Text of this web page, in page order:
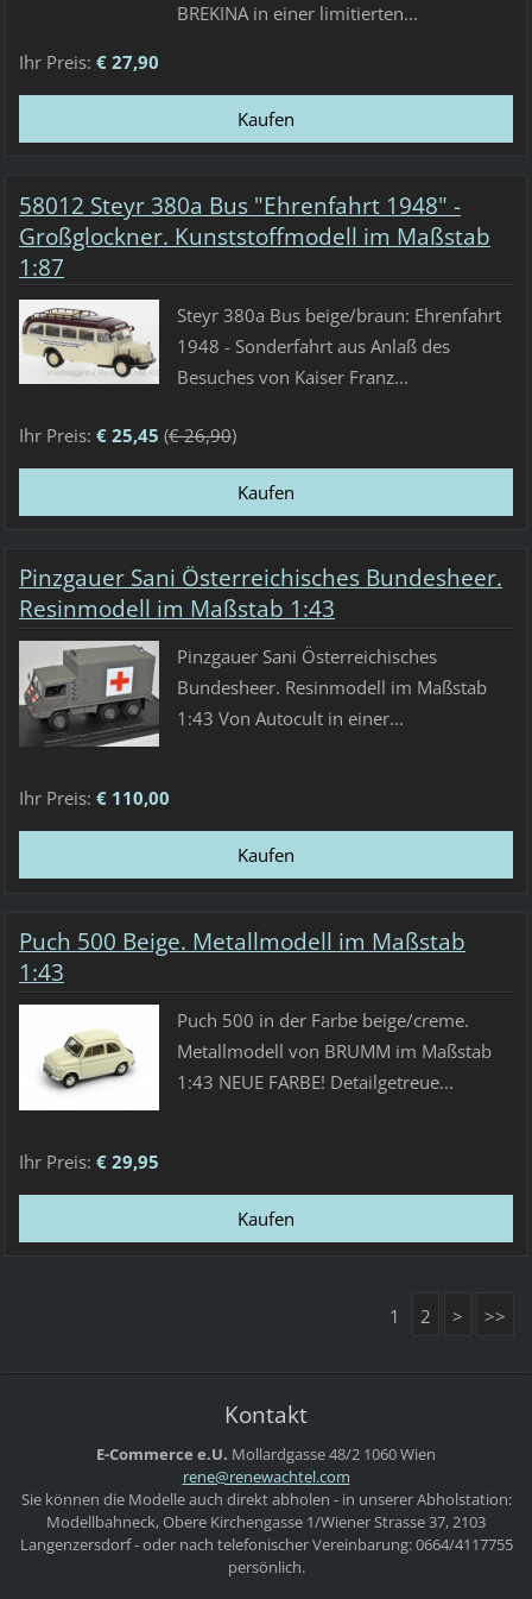
BREKINA in einer limitierten...
Ihr Preis: € 27,90
58012 Steyr 380a Bus "Ehrenfahrt 1948" -
Großglockner. Kunststoffmodell im Maßstab
1:87
Steyr 380a Bus beige/braun: Ehrenfahrt
1948 - Sonderfahrt aus Anlaß des
Besuches von Kaiser Franz...
Ihr Preis: € 25,45 (€ 26,90)
Pinzgauer Sani Österreichisches Bundesheer.
Resinmodell im Maßstab 1:43
Pinzgauer Sani Österreichisches
Bundesheer. Resinmodell im Maßstab
1:43 Von Autocult in einer...
Ihr Preis: € 110,00
Puch 500 Beige. Metallmodell im Maßstab
1:43
Puch 500 in der Farbe beige/creme.
Metallmodell von BRUMM im Maßstab
1:43 NEUE FARBE! Detailgetreue...
Ihr Preis: € 29,95
1 2 > >>
Kontakt
E-Commerce e.U. Mollardgasse 48/2 1060 Wien
rene@renewachtel.com
Sie können die Modelle auch direkt abholen - in unserer Abholstation:
Modellbahneck, Obere Kirchengasse 1/Wiener Strasse 37, 2103
Langenzersdorf - oder nach telefonischer Vereinbarung: 0664/4117755
persönlich.